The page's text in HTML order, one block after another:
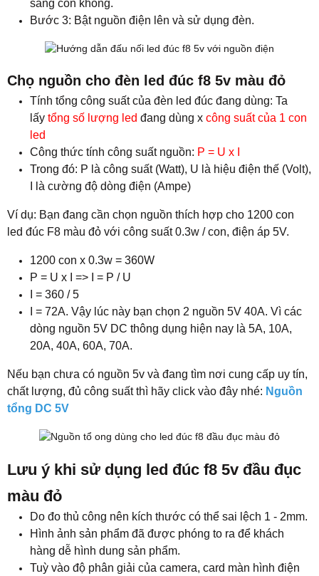
sáng con không.
Bước 3: Bật nguồn điện lên và sử dụng đèn.
Chọ nguồn cho đèn led đúc f8 5v màu đỏ
Tính tổng công suất của đèn led đúc đang dùng: Ta
lấy tổng số lượng led đang dùng x công suất của 1 con
led
Công thức tính công suất nguồn: P = U x I
Trong đó: P là công suất (Watt), U là hiệu điện thế (Volt),
I là cường độ dòng điện (Ampe)
Ví dụ: Bạn đang cần chọn nguồn thích hợp cho 1200 con
led đúc F8 màu đỏ với công suất 0.3w / con, điện áp 5V.
1200 con x 0.3w = 360W
P = U x I => I = P / U
I = 360 / 5
I = 72A. Vậy lúc này bạn chọn 2 nguồn 5V 40A. Vì các
dòng nguồn 5V DC thông dụng hiện nay là 5A, 10A,
20A, 40A, 60A, 70A.
Nếu bạn chưa có nguồn 5v và đang tìm nơi cung cấp uy tín,
chất lượng, đủ công suất thì hãy click vào đây nhé: Nguồn
tổng DC 5V
Lưu ý khi sử dụng led đúc f8 5v đầu đục
màu đỏ
Do đo thủ công nên kích thước có thể sai lệch 1 - 2mm.
Hình ảnh sản phẩm đã được phóng to ra để khách
hàng dễ hình dung sản phẩm.
Tuỳ vào độ phân giải của camera, card màn hình điện